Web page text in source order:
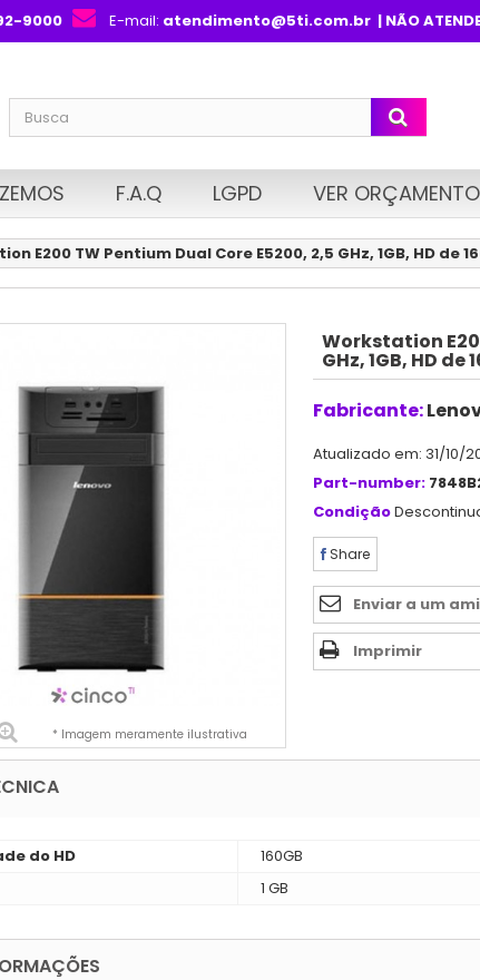
9000 E-mail: atendimento@5ti.com.br| NÃO
F.A.Q LGPD VER ORÇAMENTO
E200 TW Pentium Dual Core E5200, 2,5 GHz, 1GB, HD de
* Imagem meramente ilustrativa
Workstation
GHz, 1GB, HD de
Fabricante:
Atualizado em: 31/10/
Part-number:
Condição
Share
Enviar a um
Imprimir
do HD
160GB
1 GB